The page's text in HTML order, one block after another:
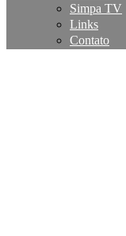
Simpa TV
Links
Contato